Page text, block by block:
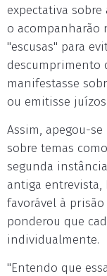
expectativa
o acompanharão
"escusas" para
descumprimento
manifestasse
ou emitisse
Assim, apegou-
sobre temas
segunda
antiga entrevista,
favorável à
ponderou que
individualmente.
"Entendo que